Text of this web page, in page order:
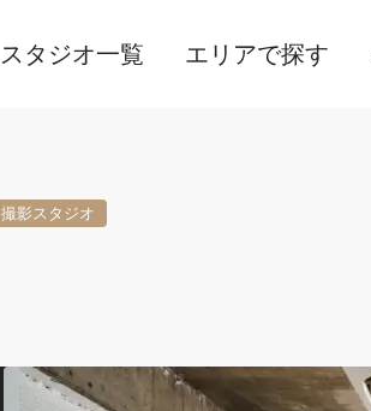
スタジオ一覧 エリアで探す
,撮影スタジオ